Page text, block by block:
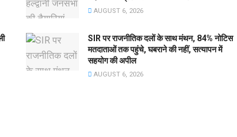
AUGUST 6, 2026
SIR पर राजनीतिक दलों के साथ मंथन, 84% नोटिस
मतदाताओं तक पहुंचे, घबराने की नहीं, सत्यापन में
सहयोग की अपील
AUGUST 6, 2026